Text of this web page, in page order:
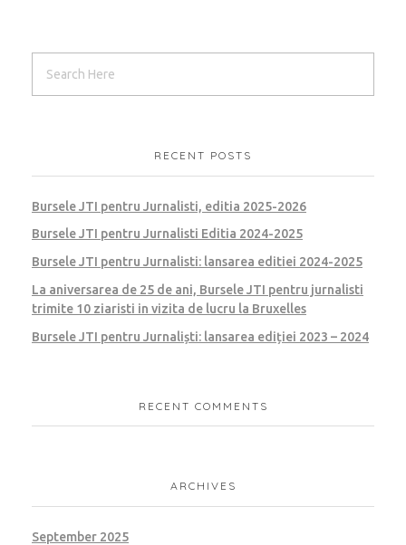
RECENT POSTS
Bursele JTI pentru Jurnalisti, editia 2025-2026
Bursele JTI pentru Jurnalisti Editia 2024-2025
Bursele JTI pentru Jurnalisti: lansarea editiei 2024-2025
La aniversarea de 25 de ani, Bursele JTI pentru jurnalisti
trimite 10 ziaristi in vizita de lucru la Bruxelles
Bursele JTI pentru Jurnaliști: lansarea ediției 2023 – 2024
RECENT COMMENTS
ARCHIVES
September 2025